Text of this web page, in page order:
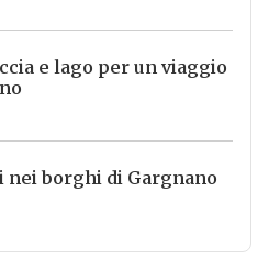
e lago per un viaggio
nei borghi di Gargnano